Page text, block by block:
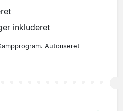
inkluderet
Autoriseret